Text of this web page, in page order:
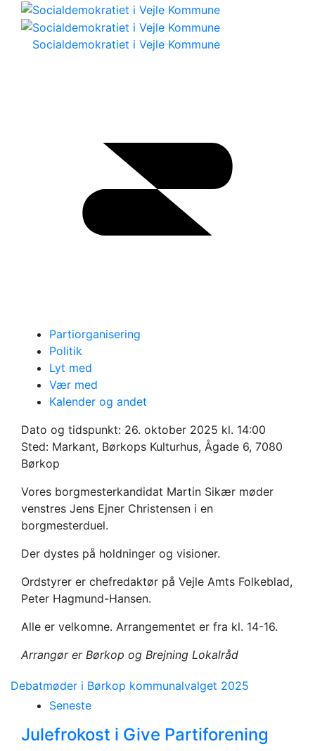
Socialdemokratiet i Vejle Kommune
Partiorganisering
Politik
Lyt med
Vær med
Kalender og andet
Kommunalvalget 2025
Borgmester-duel i
Børkop
Dato og tidspunkt: 26. oktober 2025 kl. 14:00
Sted: Markant, Børkops Kulturhus, Ågade 6, 7080
Børkop
Vores borgmesterkandidat Martin Sikær møder
venstres Jens Ejner Christensen i en
borgmesterduel.
Der dystes på holdninger og visioner.
Ordstyrer er chefredaktør på Vejle Amts Folkeblad,
Peter Hagmund-Hansen.
Alle er velkomne. Arrangementet er fra kl. 14-16.
Arrangør er Børkop og Brejning Lokalråd
Debatmøder i Børkop kommunalvalget 2025
Seneste
Julefrokost i Give Partiforening